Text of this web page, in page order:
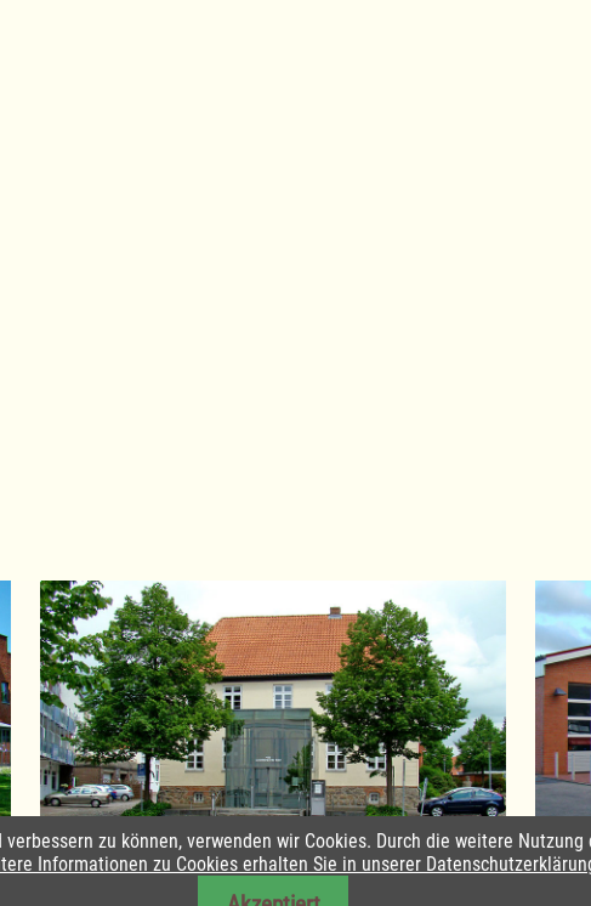
Amtsverwaltung Lauenburgische Seen
zu können, verwenden wir Cookies. Durch die weitere
Informationen zu Cookies erhalten Sie in unserer